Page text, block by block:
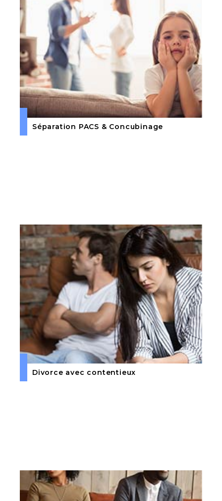
Séparation PACS & Concubinage
Divorce avec contentieux